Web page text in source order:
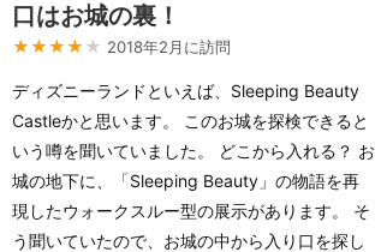
口はお城の裏！
★★★★ ★ 2018年2月に訪問
ディズニーランドといえば、Sleeping Beauty
Castleかと思います。 このお城を探検できると
いう噂を聞いていました。 どこから入れる？ お
城の地下に、「Sleeping Beauty」の物語を再
現したウォークスルー型の展示があります。 そ
う聞いていたので、お城の中から入り口を探し